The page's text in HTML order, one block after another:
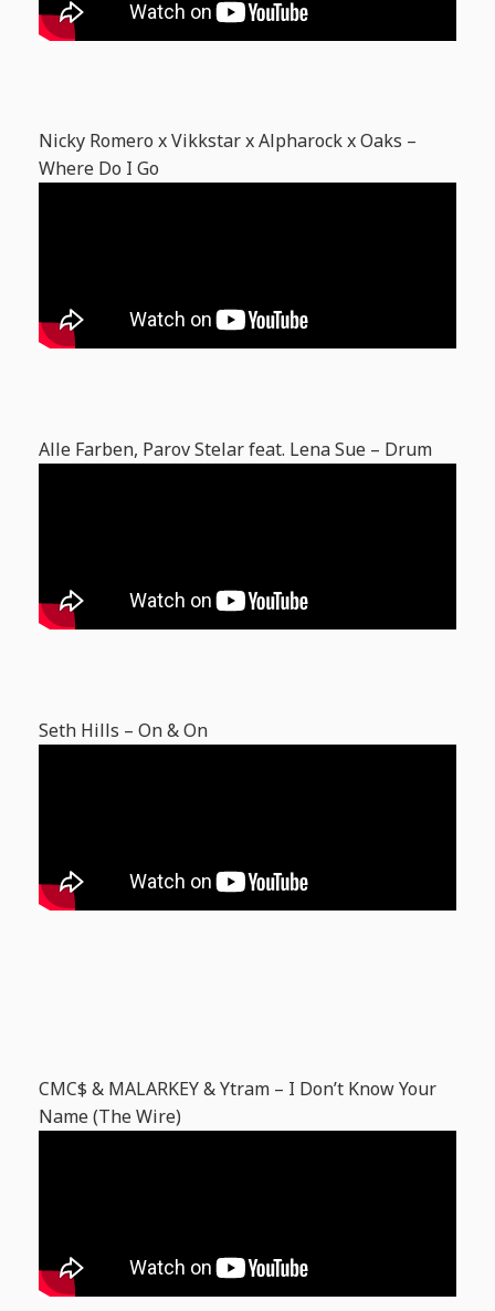
Nicky Romero x Vikkstar x Alpharock x Oaks –
Where Do I Go
Alle Farben, Parov Stelar feat. Lena Sue – Drum
Seth Hills – On & On
CMC$ & MALARKEY & Ytram – I Don’t Know Your
Name (The Wire)